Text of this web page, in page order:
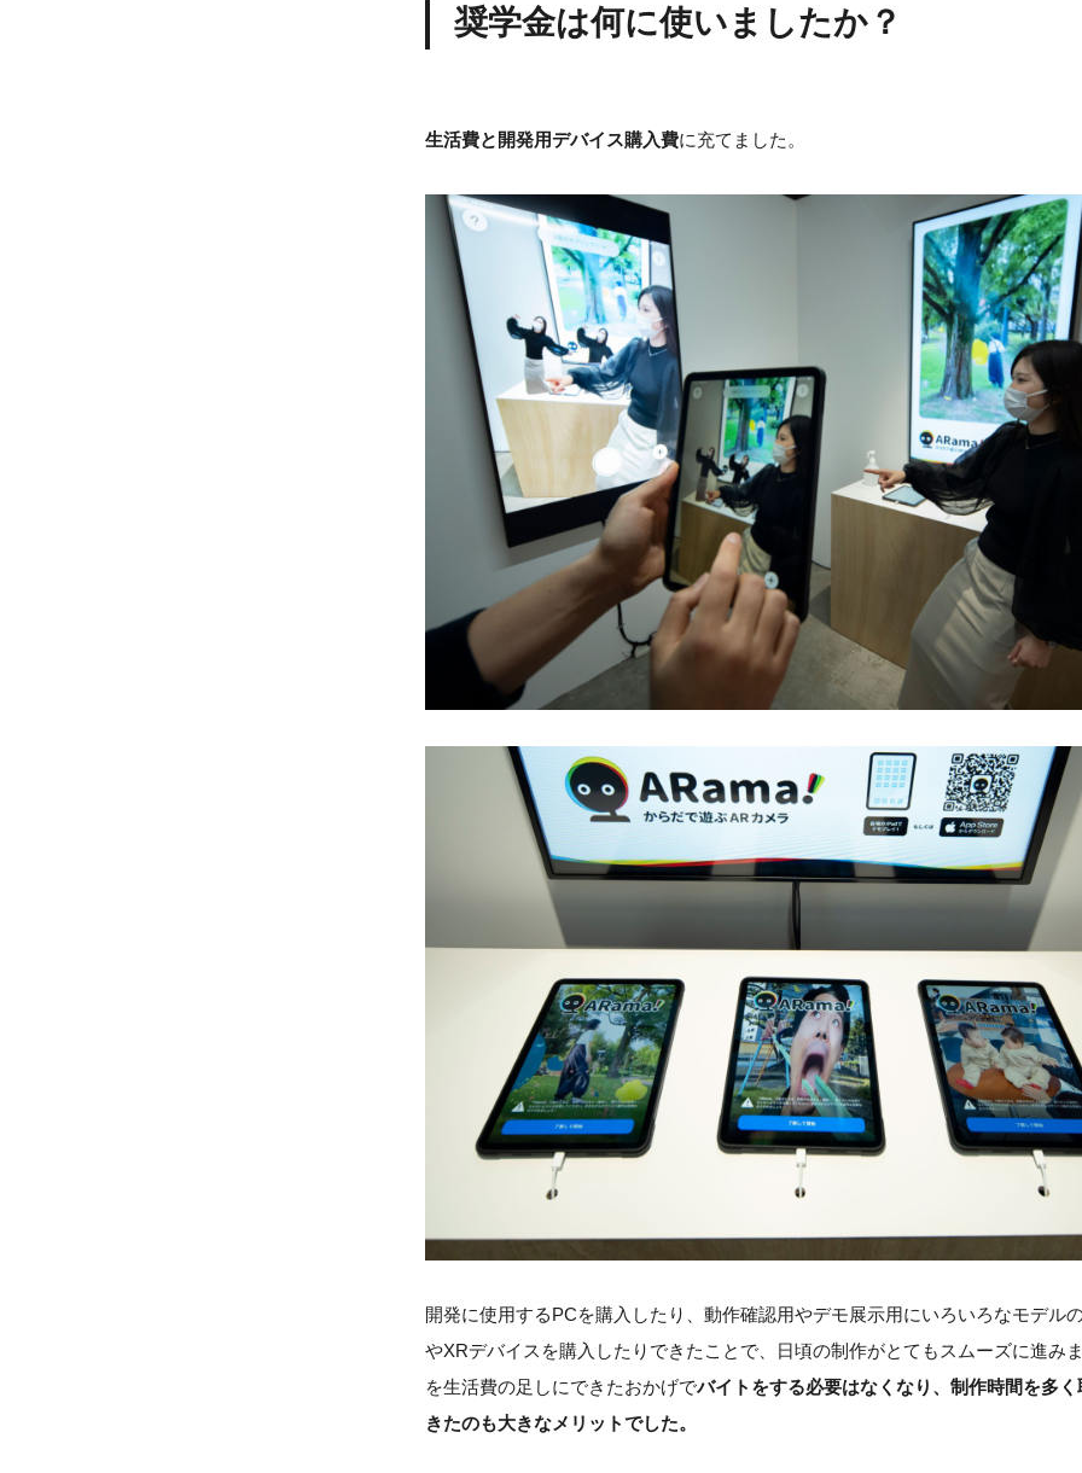
奨学金は何に使いましたか？
生活費と開発用デバイス購入費に充てました。
開発に使用するPCを購入したり、動作確認用やデモ展示用にいろいろなモデル
やXRデバイスを購入したりできたことで、日頃の制作がとてもスムーズに進み
を生活費の足しにできたおかげでバイトをする必要はなくなり、制作時間を多
きたのも大きなメリットでした。